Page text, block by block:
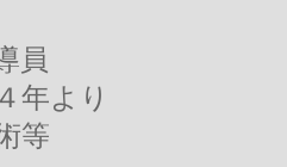
員
年より
等